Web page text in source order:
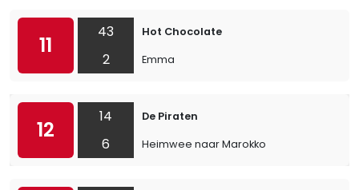
11
43
2
Hot Chocolate
Emma
12
14
6
De Piraten
Heimwee naar Marokko